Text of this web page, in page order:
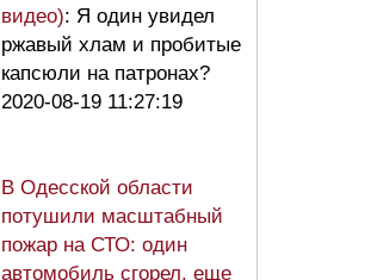
видео): Я один увидел
ржавый хлам и пробитые
капсюли на патронах?
2020-08-19 11:27:19
В Одесской области
потушили масштабный
пожар на СТО: один
автомобиль сгорел, еще